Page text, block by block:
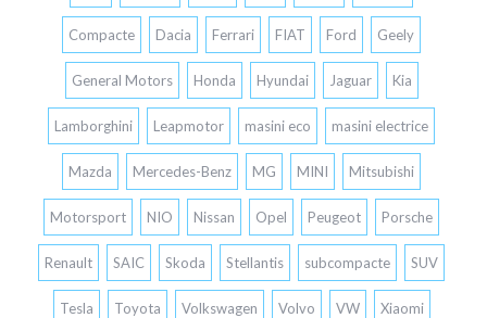
Compacte Dacia Ferrari FIAT Ford Geely
General Motors Honda Hyundai Jaguar Kia
Lamborghini Leapmotor masini eco masini electrice
Mazda Mercedes-Benz MG MINI Mitsubishi
Motorsport NIO Nissan Opel Peugeot Porsche
Renault SAIC Skoda Stellantis subcompacte SUV
Tesla Toyota Volkswagen Volvo VW Xiaomi